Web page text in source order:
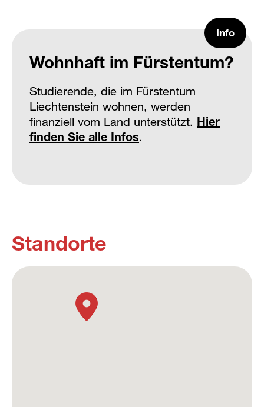
Info
Wohnhaft im Fürstentum?
Studierende, die im Fürstentum
Liechtenstein wohnen, werden
finanziell vom Land unterstützt. Hier
finden Sie alle Infos.
Standorte